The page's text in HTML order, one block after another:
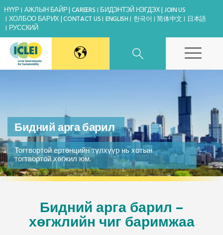
НҮҮР АЖЛЫН БАЙР | CAREERS БИДЭНТЭЙ НЭГДЭХ | JOIN US
ХОЛБОО БАРИХ | CONTACT US ENGLISH 한국어 简体中文
日本語
РУССКИЙ
Japan Office
Beijing Office
World Secretariat
Бидний арга барил
Тогтвортой ертөнцийн түлхүүр нь хотын
тогтвортой хөгжил юм.
Бидний арга барил –
хөгжлийн чиг баримжаа